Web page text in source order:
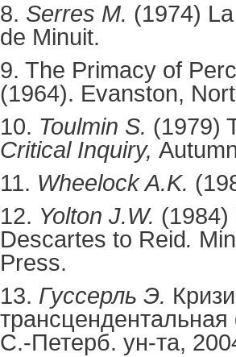
8. Serres M. (1974)
de Minuit.
9. The Primacy of
(1964). Evanston,
10. Toulmin S. (1979)
Critical Inquiry,
11. Wheelock A.K.
12. Yolton J.W. (1984)
Descartes to Reid.
Press.
13. Гуссерль Э.
трансцендентальная
С.-Петерб. ун-та,